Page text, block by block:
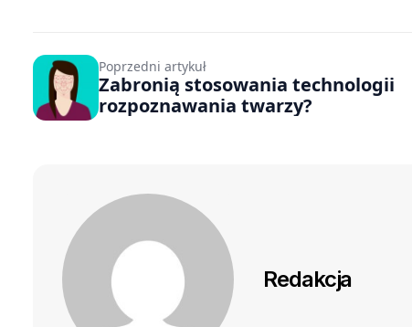
Poprzedni artykuł
Zabronią stosowania technologii
rozpoznawania twarzy?
Redakcja